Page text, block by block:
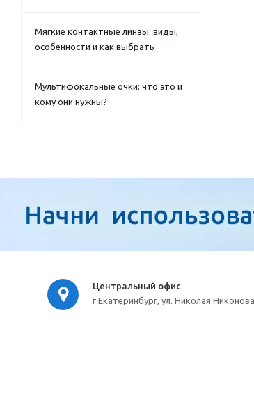
Мягкие контактные линзы: виды,
особенности и как выбрать
Мультифокальные очки: что это и
кому они нужны?
Центральный офис
г.Екатеринбург, ул. Николая